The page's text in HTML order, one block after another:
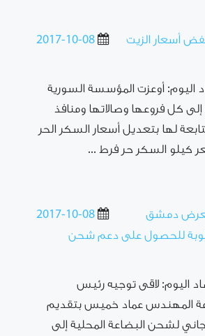
2017-10-08
أسعار الزيت
اليوم: أوعزت المؤسسة السورية
إلى كل فروعها وصالاتها ومنافذ
لها بتعديل أسعار السكر الحر
كيلو السكر حر فرط ...
2017-10-08
دمشق
للحصول على دعم شحن
اليوم: لاقى توجيه رئيس
المهندس عماد خميس بتقديم
لشحن البضاعة المحلية إلى